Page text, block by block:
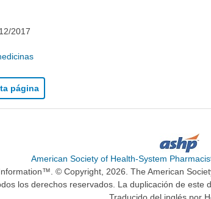
2017
página
American Society of Health-System
© Copyright, 2026. The American
los derechos reservados. La duplicación de
Traducido del inglés por